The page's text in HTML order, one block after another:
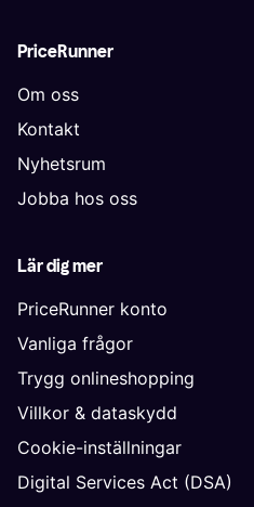
PriceRunner
Om oss
Kontakt
Nyhetsrum
Jobba hos oss
Lär dig mer
PriceRunner konto
Vanliga frågor
Trygg onlineshopping
Villkor & dataskydd
Cookie-inställningar
Digital Services Act (DSA)